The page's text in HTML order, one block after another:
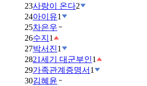
23사랑이 온다2
24아이유1
25차은우
26수지 1
27박서진1
2821세기 대군부인1
29가족관계증명서 1
30김혜윤